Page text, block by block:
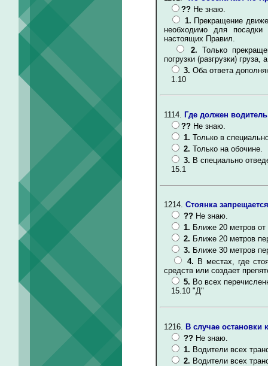
?? Не знаю.
1. Прекращение
необходимо для посадки
настоящих Правил.
2. Только
погрузки (разгрузки)
3. Оба ответа
1.10
1114.
Где должен
?? Не знаю.
1. Только в
2. Только на обочине.
3. В специально
15.1
1214. Стоянка
?? Не знаю.
1. Ближе 20 метров от
2. Ближе 20 метров
3. Ближе 30 метров
4. В местах, где
средств или создает
5. Во всех
15.10 "Д"
1216. В случае остановки
?? Не знаю.
1. Водители всех
2. Водители всех